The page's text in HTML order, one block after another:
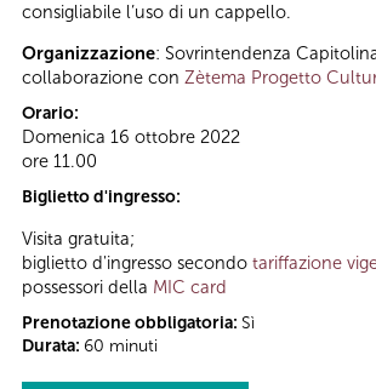
consigliabile l’uso di un cappello.
Organizzazione: Sovrintendenza
collaborazione con Zètema Progetto
Orario:
Domenica 16 ottobre 2022
ore 11.00
Biglietto d'ingresso:
Visita gratuita;
biglietto d'ingresso secondo tariffazione
possessori della MIC card
Prenotazione obbligatoria: Sì
Durata: 60 minuti